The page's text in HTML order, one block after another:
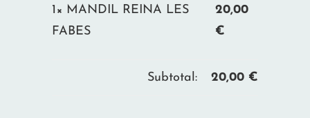
1× MANDIL REINA LES
FABES
20,00
€
Subtotal: 20,00 €